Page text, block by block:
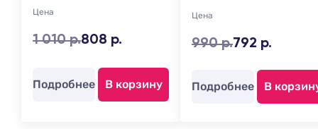
Цена
1 010 р.808 р.
Подробнее В корзину
Цена
990 р.792 р.
Подробнее В